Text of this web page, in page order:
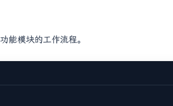
能模块的工作流程。